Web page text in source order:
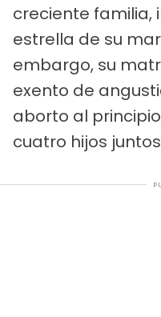
creciente familia,
estrella de su
embargo, su
exento de
aborto al
cuatro hijos